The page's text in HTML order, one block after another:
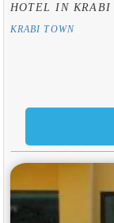
HOTEL IN KRABI
KRABI TOWN